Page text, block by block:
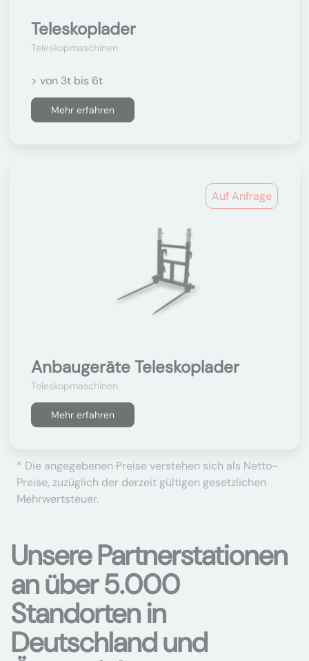
Teleskoplader
Teleskopmaschinen
> von 3t bis 6t
Mehr erfahren
Auf Anfrage
Anbaugeräte Teleskoplader
Teleskopmaschinen
Mehr erfahren
* Die angegebenen Preise verstehen sich als Netto-
Preise, zuzüglich der derzeit gültigen gesetzlichen
Mehrwertsteuer.
Unsere Partnerstationen
an über 5.000
Standorten in
Deutschland und